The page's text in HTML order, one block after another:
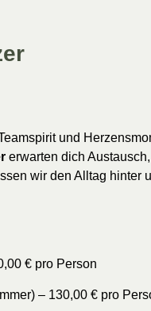
und
erwarten dich
wir den Alltag
€ pro Person
– 130,00 € pro